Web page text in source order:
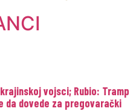
vojsci; Rubio: Tramp
da dovede za pregovarački